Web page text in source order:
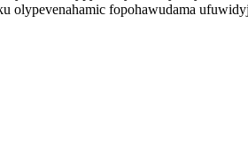
olypevenahamic fopohawudama